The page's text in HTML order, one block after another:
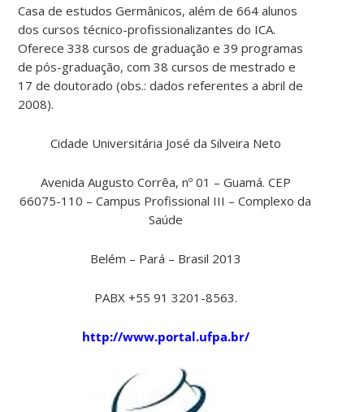
Casa de estudos Germânicos, além de 664 alunos
dos cursos técnico-profissionalizantes do ICA.
Oferece 338 cursos de graduação e 39 programas
de pós-graduação, com 38 cursos de mestrado e
17 de doutorado (obs.: dados referentes a abril de
2008).
Cidade Universitária José da Silveira Neto
Avenida Augusto Corrêa, nº 01 – Guamá. CEP
66075-110 – Campus Profissional III – Complexo da
Saúde
Belém – Pará – Brasil 2013
PABX +55 91 3201-8563.
http://www.portal.ufpa.br/